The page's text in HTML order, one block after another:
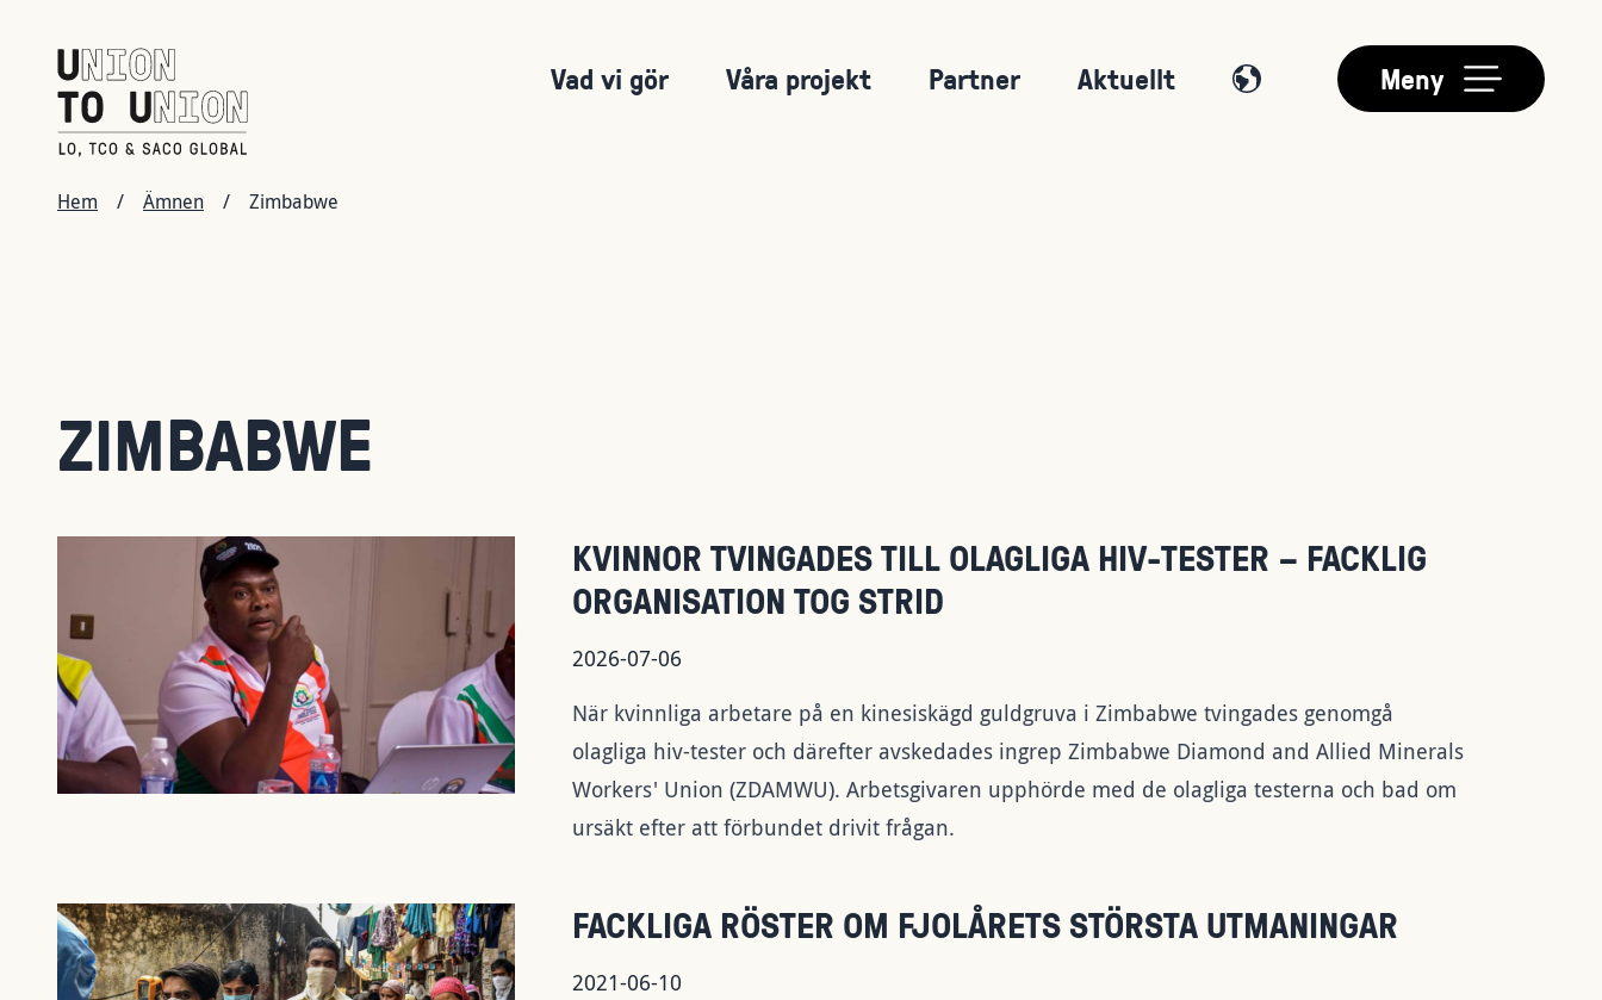
huvudinnehåll
Vad vi gör Våra projekt Partner Aktuellt Meny
LÄNKSTIG
Hem / Ämnen / Zimbabwe
ZIMBABWE
KVINNOR TVINGADES TILL OLAGLIGA HIV-TESTER – FACKLIG
ORGANISATION TOG STRID
2026-07-06
När kvinnliga arbetare på en kinesiskägd guldgruva i Zimbabwe tvingades genomgå
olagliga hiv-tester och därefter avskedades ingrep Zimbabwe Diamond and Allied Minerals
Workers' Union (ZDAMWU). Arbetsgivaren upphörde med de olagliga testerna och bad om
ursäkt efter att förbundet drivit frågan.
FACKLIGA RÖSTER OM FJOLÅRETS STÖRSTA UTMANINGAR
2021-06-10